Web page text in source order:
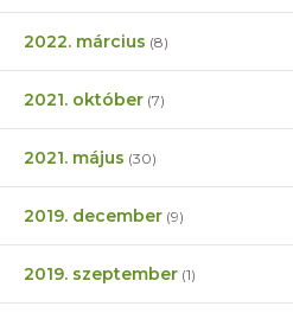
2022. március (8)
2021. október (7)
2021. május (30)
2019. december (9)
2019. szeptember (1)